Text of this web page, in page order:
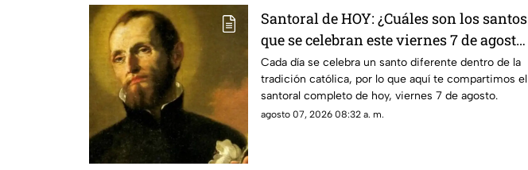
Santoral de HOY: ¿Cuáles son los santos
que se celebran este viernes 7 de agosto
de 2026?
Cada día se celebra un santo diferente dentro de la
tradición católica, por lo que aquí te compartimos el
santoral completo de hoy, viernes 7 de agosto.
agosto 07, 2026 08:32 a. m.